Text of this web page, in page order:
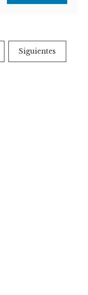
Siguientes